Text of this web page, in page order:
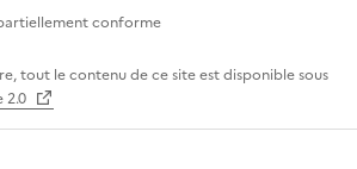
conforme
tout le contenu de ce site est disponible sous
2.0